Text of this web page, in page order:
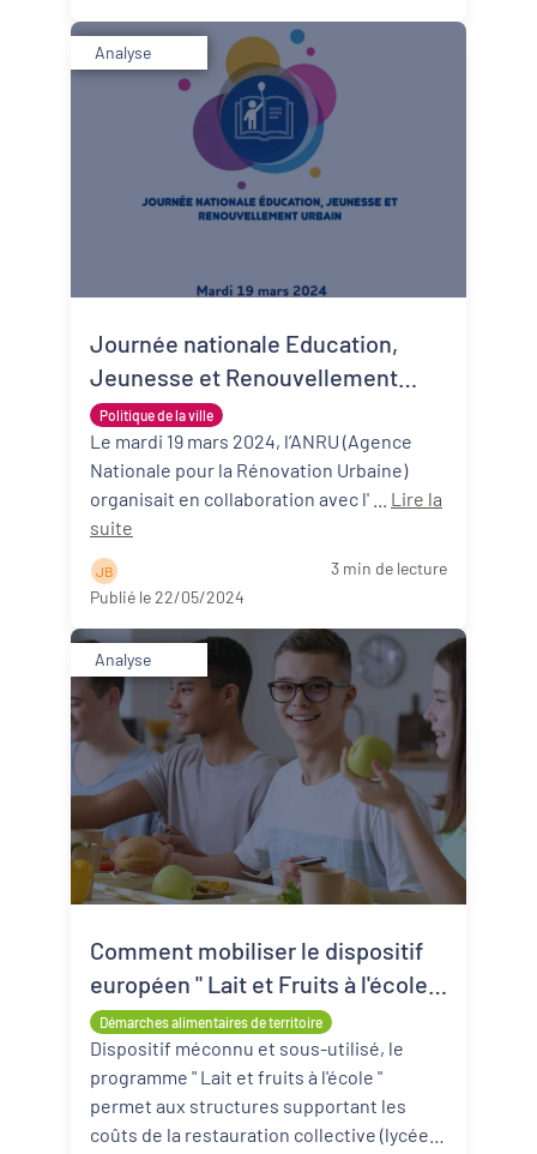
Analyse
Politique de la ville
Journée nationale Education,
Jeunesse et Renouvellement
Urbain : Quels sont les liens entre
ces thématiques ?
Le mardi 19 mars 2024, l’ANRU (Agence
Nationale pour la Rénovation Urbaine)
Lire la
suite
J B
3 min de lecture
Publié le 22/05/2024
Analyse
Démarches alimentaires de territoire
Comment mobiliser le dispositif
européen " Lait et Fruits à l'école "
?
Dispositif méconnu et sous-utilisé, le
programme " Lait et fruits à l'école "
permet aux structures supportant les
coûts de la restauration collective (lycées,